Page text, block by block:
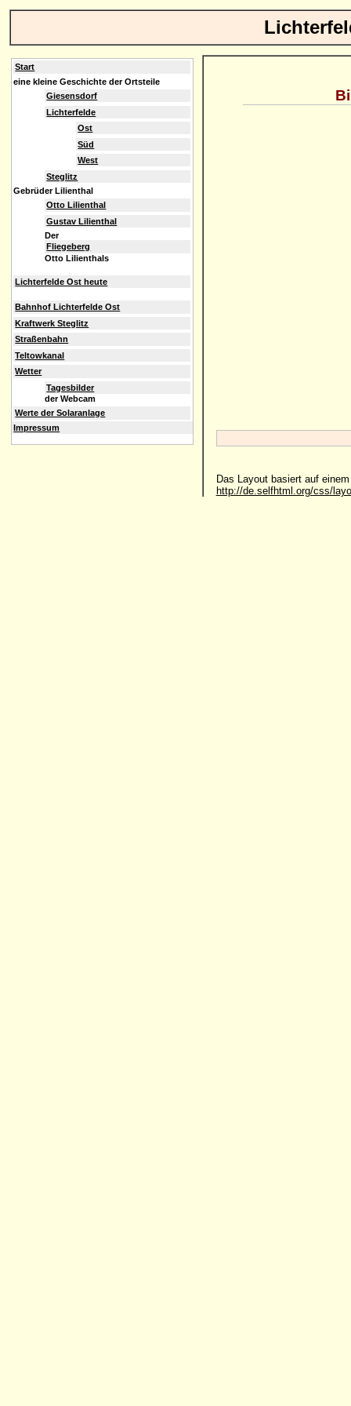
Das Layout basiert auf
http://de.selfhtml.org/css/
Start
eine kleine Geschichte der Ortsteile
Giesensdorf
Lichterfelde
Ost
Süd
West
Steglitz
Gebrüder Lilienthal
Otto Lilienthal
Gustav Lilienthal
Der
Fliegeberg
Otto Lilienthals
Lichterfelde Ost heute
Bahnhof Lichterfelde Ost
Kraftwerk Steglitz
Straßenbahn
Teltowkanal
Wetter
Tagesbilder
der Webcam
Werte der Solaranlage
Impressum